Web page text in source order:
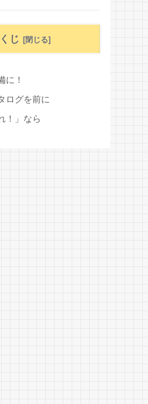
じ
に！
ログを前に
！」なら